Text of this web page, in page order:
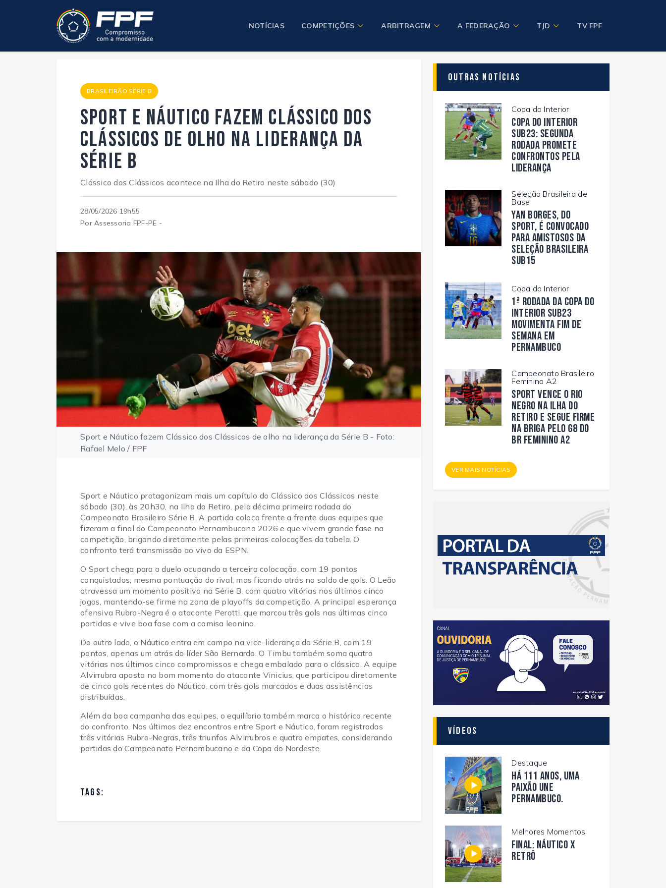
NOTÍCIAS COMPETIÇÕES ARBITRAGEM A FEDERAÇÃO TJD TV FPF
BRASILEIRÃO SÉRIE B
Sport e Náutico fazem Clássico dos
Clássicos de olho na liderança da
Série B
Clássico dos Clássicos acontece na Ilha do Retiro neste sábado (30)
28/05/2026 19h55
Por Assessoria FPF-PE -
Sport e Náutico fazem Clássico dos Clássicos de olho na liderança da Série B - Foto:
Rafael Melo / FPF
Sport e Náutico protagonizam mais um capítulo do Clássico dos Clássicos neste
sábado (30), às 20h30, na Ilha do Retiro, pela décima primeira rodada do
Campeonato Brasileiro Série B. A partida coloca frente a frente duas equipes que
fizeram a final do Campeonato Pernambucano 2026 e que vivem grande fase na
competição, brigando diretamente pelas primeiras colocações da tabela. O
confronto terá transmissão ao vivo da ESPN.
O Sport chega para o duelo ocupando a terceira colocação, com 19 pontos
conquistados, mesma pontuação do rival, mas ficando atrás no saldo de gols. O Leão
atravessa um momento positivo na Série B, com quatro vitórias nos últimos cinco
jogos, mantendo-se firme na zona de playoffs da competição. A principal esperança
ofensiva Rubro-Negra é o atacante Perotti, que marcou três gols nas últimas cinco
partidas e vive boa fase com a camisa leonina.
Do outro lado, o Náutico entra em campo na vice-liderança da Série B, com 19
pontos, apenas um atrás do líder São Bernardo. O Timbu também soma quatro
vitórias nos últimos cinco compromissos e chega embalado para o clássico. A equipe
Alvirrubra aposta no bom momento do atacante Vinicius, que participou diretamente
de cinco gols recentes do Náutico, com três gols marcados e duas assistências
distribuídas.
Além da boa campanha das equipes, o equilíbrio também marca o histórico recente
do confronto. Nos últimos dez encontros entre Sport e Náutico, foram registradas
três vitórias Rubro-Negras, três triunfos Alvirrubros e quatro empates, considerando
partidas do Campeonato Pernambucano e da Copa do Nordeste.
TAGS:
Outras Notícias
Copa do Interior
Copa do Interior
Sub23: segunda
rodada promete
confrontos pela
liderança
Seleção Brasileira de
Base
Yan Borges, do
Sport, é convocado
para amistosos da
Seleção Brasileira
Sub15
Copa do Interior
1ª rodada da Copa do
Interior Sub23
movimenta fim de
semana em
Pernambuco
Campeonato Brasileiro
Feminino A2
Sport vence o Rio
Negro na Ilha do
Retiro e segue firme
na briga pelo G8 do
BR Feminino A2
VER MAIS NOTÍCIAS
Vídeos
Destaque
Há 111 anos, uma
paixão une
Pernambuco.
Melhores Momentos
FINAL: NÁUTICO X
RETRÔ